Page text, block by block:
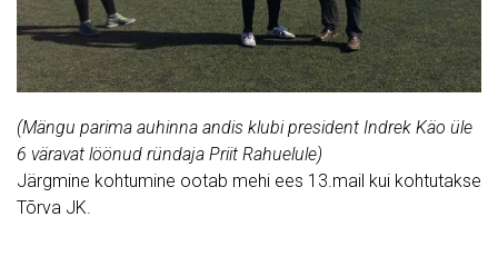
(Mängu parima auhinna andis klubi president Indrek Käo üle
6 väravat löönud ründaja Priit Rahuelule)
Järgmine kohtumine ootab mehi ees 13.mail kui kohtutakse
Tõrva JK.